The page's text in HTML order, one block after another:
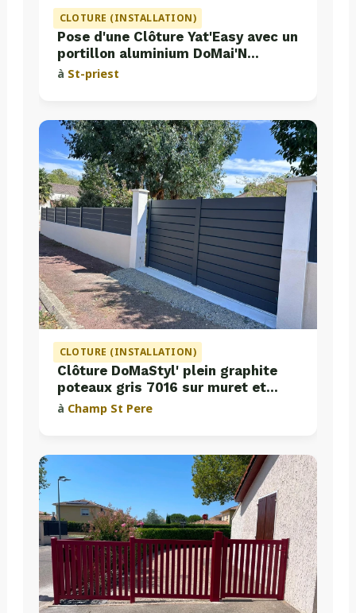
CLOTURE (INSTALLATION)
Pose d'une Clôture Yat'Easy avec un
portillon aluminium DoMai'N
Colmont
à St-priest
CLOTURE (INSTALLATION)
Clôture DoMaStyl' plein graphite
poteaux gris 7016 sur muret et
portail coulissant Classic Strong
à Champ St Pere